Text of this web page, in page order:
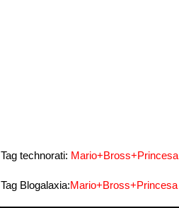
Tag technorati: Mario+Bross+Princesa
Tag Blogalaxia:Mario+Bross+Princesa